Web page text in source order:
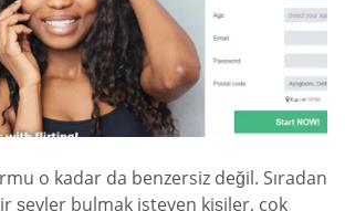
o kadar da benzersiz değil. Sıradan
şeyler bulmak isteyen kişiler, çok